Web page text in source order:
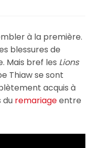
à la première.
blessures de
Mais bref les Lions
Thiaw se sont
acquis à
du remariageentre